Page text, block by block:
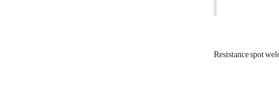
Resistance spot